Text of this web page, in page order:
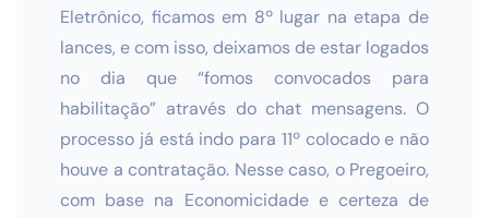
Eletrônico, ficamos em 8º lugar na etapa de
lances, e com isso, deixamos de estar logados
no dia que “fomos convocados para
habilitação” através do chat mensagens. O
processo já está indo para 11º colocado e não
houve a contratação. Nesse caso, o Pregoeiro,
com base na Economicidade e certeza de